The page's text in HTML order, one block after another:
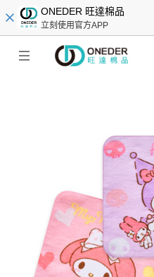
ONEDER 旺達棉品
立刻使用官方APP